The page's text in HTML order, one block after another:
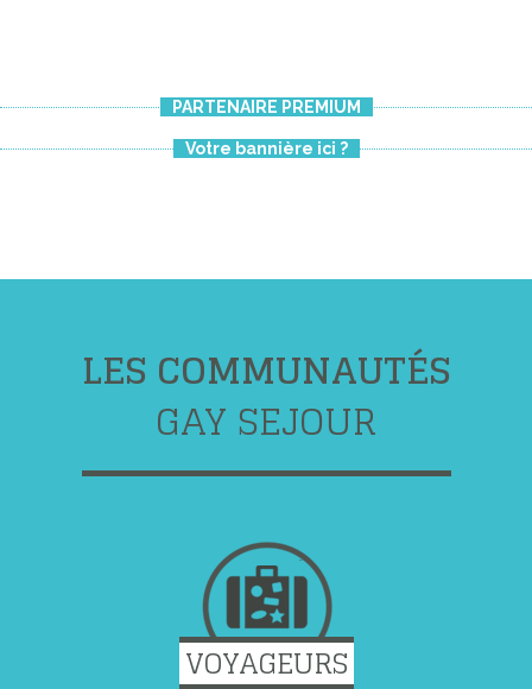
PARTENAIRE PREMIUM
Votre bannière ici ?
LES COMMUNAUTÉS
GAY SEJOUR
VOYAGEURS